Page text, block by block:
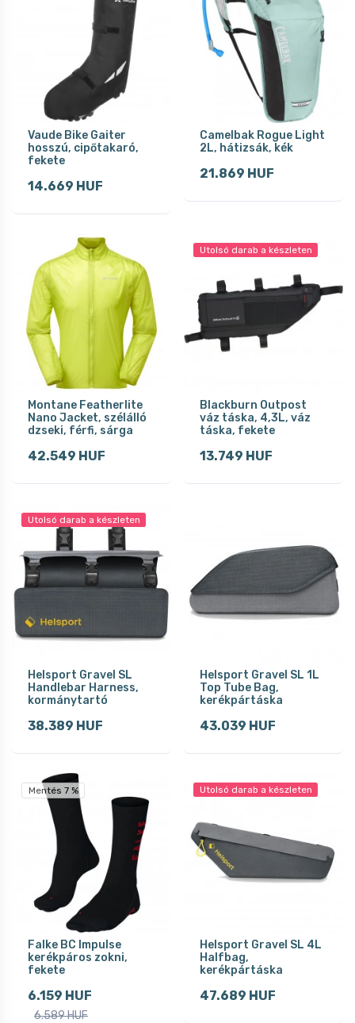
Vaude Bike Gaiter
hosszú, cipőtakaró,
fekete
14.669 HUF
Camelbak Rogue Light
2L, hátizsák, kék
21.869 HUF
Montane Featherlite
Nano Jacket, szélálló
dzseki, férfi, sárga
42.549 HUF
Utolsó darab a készleten
Blackburn Outpost
váz táska, 4,3L, váz
táska, fekete
13.749 HUF
Utolsó darab a készleten
Helsport Gravel SL
Handlebar Harness,
kormánytartó
38.389 HUF
Helsport Gravel SL 1L
Top Tube Bag,
kerékpártáska
43.039 HUF
Mentés 7 %
Falke BC Impulse
kerékpáros zokni,
fekete
6.159 HUF
6.589 HUF
Utolsó darab a készleten
Helsport Gravel SL 4L
Halfbag,
kerékpártáska
47.689 HUF